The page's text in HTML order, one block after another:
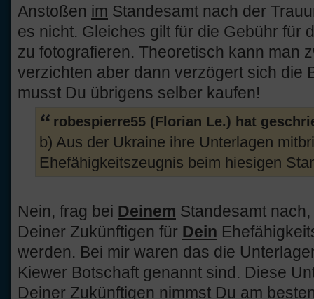
Anstoßen im Standesamt nach der
es nicht. Gleiches gilt für die Gebühr für
zu fotografieren. Theoretisch kann man
verzichten aber dann verzögert sich die
musst Du übrigens selber kaufen!
robespierre55 (Florian Le.) hat
b) Aus der Ukraine ihre Unterlagen
Ehefähigkeitszeugnis beim hiesigen
Nein, frag bei Deinem Standesamt
Deiner Zukünftigen für Dein
werden. Bei mir waren das die
Kiewer Botschaft genannt sind. Diese
Deiner Zukünftigen nimmst Du am